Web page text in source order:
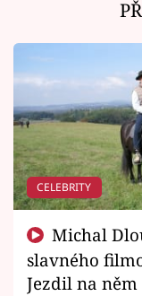
CELEBRITY
slavného
Jezdil na